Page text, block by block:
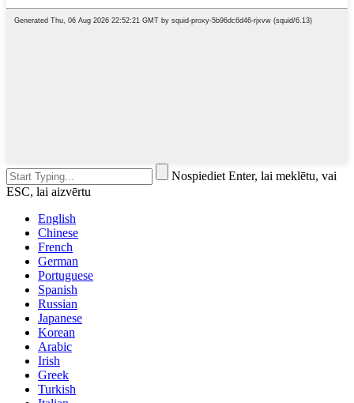
Nospiediet Enter, lai meklētu, vai
ESC, lai aizvērtu
English
Chinese
French
German
Portuguese
Spanish
Russian
Japanese
Korean
Arabic
Irish
Greek
Turkish